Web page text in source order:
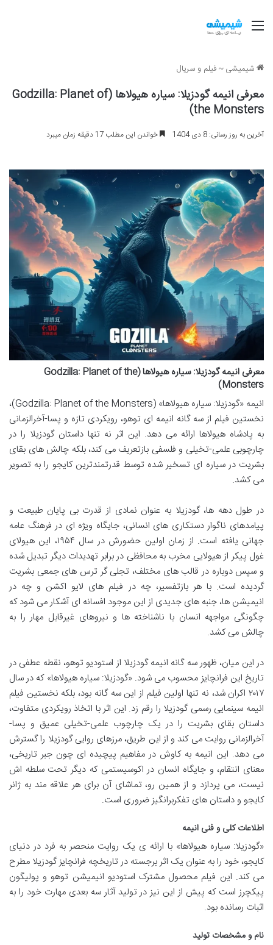
منو
شیمیشی~فیلم و سریال
معرفی انیمه گودزیلا: سیاره هیولاها (Godzilla: Planet of
the Monsters)
آخرین به روز رسانی: 8 دی 1404 خواندن این مطلب 17 دقیقه زمان میبرد
معرفی انیمه گودزیلا: سیاره هیولاها (Godzilla: Planet of the
Monsters)
انیمه «گودزیلا: سیاره هیولاها» (Godzilla: Planet of the Monsters)،
نخستین فیلم از سه گانه انیمه ای توهو، رویکردی تازه و پسا-آخرالزمانی
به پادشاه هیولاها ارائه می دهد. این اثر نه تنها داستان گودزیلا را در
چارچوبی علمی-تخیلی و فلسفی بازتعریف می کند، بلکه چالش های بقای
بشریت در سیاره ای تسخیر شده توسط قدرتمندترین کایجو را به تصویر
می کشد.
در طول دهه ها، گودزیلا به عنوان نمادی از قدرت بی پایان طبیعت و
پیامدهای ناگوار دستکاری های انسانی، جایگاه ویژه ای در فرهنگ عامه
جهانی یافته است. از زمان اولین حضورش در سال ۱۹۵۴، این هیولای
غول پیکر از هیولایی مخرب به محافظی در برابر تهدیدات دیگر تبدیل شده
و سپس دوباره در قالب های مختلف، تجلی گر ترس های جمعی بشریت
گردیده است. با هر بازتفسیر، چه در فیلم های لایو اکشن و چه در
انیمیشن ها، جنبه های جدیدی از این موجود افسانه ای آشکار می شود که
چگونگی مواجهه انسان با ناشناخته ها و نیروهای غیرقابل مهار را به
چالش می کشد.
در این میان، ظهور سه گانه انیمه گودزیلا از استودیو توهو، نقطه عطفی در
تاریخ این فرانچایز محسوب می شود. «گودزیلا: سیاره هیولاها» که در سال
۲۰۱۷ اکران شد، نه تنها اولین فیلم از این سه گانه بود، بلکه نخستین فیلم
انیمه سینمایی رسمی گودزیلا را رقم زد. این اثر با اتخاذ رویکردی متفاوت،
داستان بقای بشریت را در یک چارچوب علمی-تخیلی عمیق و پسا-
آخرالزمانی روایت می کند و از این طریق، مرزهای روایی گودزیلا را گسترش
می دهد. این انیمه به کاوش در مفاهیم پیچیده ای چون جبر تاریخی،
معنای انتقام، و جایگاه انسان در اکوسیستمی که دیگر تحت سلطه اش
نیست، می پردازد و از همین رو، تماشای آن برای هر علاقه مند به ژانر
کایجو و داستان های تفکربرانگیز ضروری است.
اطلاعات کلی و فنی انیمه
«گودزیلا: سیاره هیولاها» با ارائه ی یک روایت منحصر به فرد در دنیای
کایجو، خود را به عنوان یک اثر برجسته در تاریخچه فرانچایز گودزیلا مطرح
می کند. این فیلم محصول مشترک استودیو انیمیشن توهو و پولیگون
پیکچرز است که پیش از این نیز در تولید آثار سه بعدی مهارت خود را به
اثبات رسانده بود.
نام و مشخصات تولید